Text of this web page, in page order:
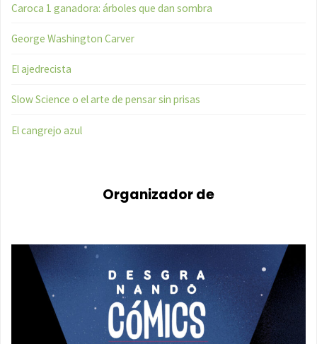
Caroca 1 ganadora: árboles que dan sombra
George Washington Carver
El ajedrecista
Slow Science o el arte de pensar sin prisas
El cangrejo azul
Organizador de